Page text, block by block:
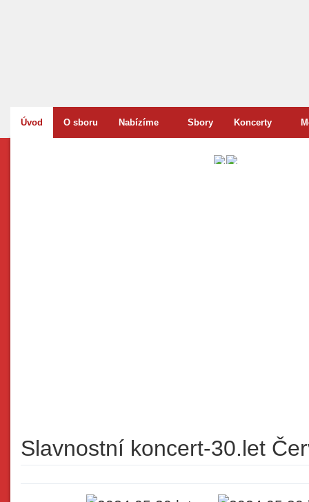
Úvod O sboru Nabízíme Sbory Koncerty
Slavnostní koncert-30.let